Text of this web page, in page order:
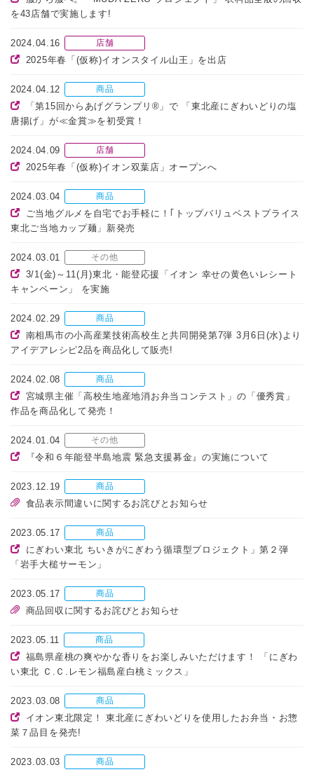
を43店舗で実施します!
2024.04.16 店舗
2025年春「(仮称)イオンスタイル山王」を出店
2024.04.12 商品
「第15回からあげグランプリ®」で 「東北産にぎわいどりの塩
唐揚げ」が≪金賞≫を初受賞！
2024.04.09 店舗
2025年春「(仮称)イオン双葉店」オープンへ
2024.03.04 商品
ご当地グルメを自宅でお手軽に！｢トップバリュベストプライス
東北ご当地カップ麺」新発売
2024.03.01 その他
3/1(金)～11(月)東北・能登応援「イオン 幸せの黄色いレシート
キャンペーン」 を実施
2024.02.29 商品
南相馬市の小高産業技術高校生と共同開発第7弾 3月6日(水)より
アイデアレシピ2品を商品化して販売!
2024.02.08 商品
宮城県主催「高校生地産地消お弁当コンテスト」の「優秀賞」
作品を商品化して発売！
2024.01.04 その他
『令和６年能登半島地震 緊急支援募金』の実施について
2023.12.19 商品
食品表示間違いに関するお詫びとお知らせ
2023.05.17 商品
にぎわい東北 ちいきがにぎわう循環型プロジェクト」第２弾
「岩手大槌サーモン」
2023.05.17 商品
商品回収に関するお詫びとお知らせ
2023.05.11 商品
福島県産桃の爽やかな香りをお楽しみいただけます！ 「にぎわ
い東北 Ｃ.Ｃ.レモン福島産白桃ミックス」
2023.03.08 商品
イオン東北限定！ 東北産にぎわいどりを使用したお弁当・お惣
菜７品目を発売!
2023.03.03 商品